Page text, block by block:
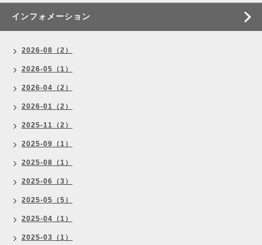
インフォメーション
2026-08（2）
2026-05（1）
2026-04（2）
2026-01（2）
2025-11（2）
2025-09（1）
2025-08（1）
2025-06（3）
2025-05（5）
2025-04（1）
2025-03（1）